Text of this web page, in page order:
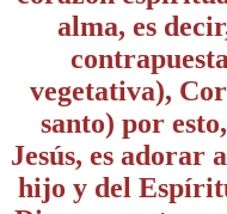
alma, es
vegetativa),
santo) por
Jesús, es adorar
hijo y del